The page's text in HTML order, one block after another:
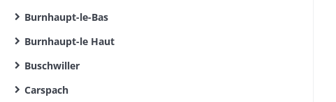
Burnhaupt-le-Bas
Burnhaupt-le Haut
Buschwiller
Carspach